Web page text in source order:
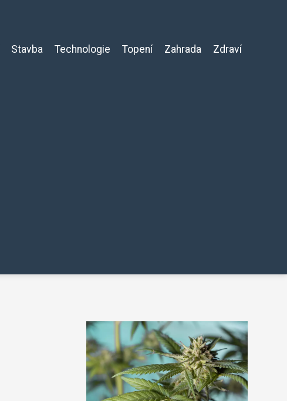
Stavba Technologie Topení Zahrada Zdraví